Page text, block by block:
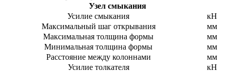
Узел смыкания
Усилие смыкания
кН
Максимальный шаг открывания
мм
Максимальная толщина формы
мм
Минимальная толщина формы
мм
Расстояние между колоннами
мм
Усилие толкателя
кН